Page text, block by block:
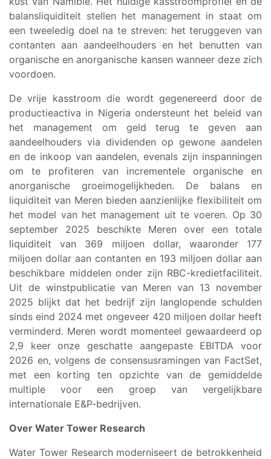
balansliquiditeit stellen het management in staat om
een tweeledig doel na te streven: het teruggeven van
contanten aan aandeelhouders en het benutten van
organische en anorganische kansen wanneer deze zich
voordoen.
De vrije kasstroom die wordt gegenereerd door de
productieactiva in Nigeria ondersteunt het beleid van
het management om geld terug te geven aan
aandeelhouders via dividenden op gewone aandelen
en de inkoop van aandelen, evenals zijn inspanningen
om te profiteren van incrementele organische en
anorganische groeimogelijkheden. De balans en
liquiditeit van Meren bieden aanzienlijke flexibiliteit om
het model van het management uit te voeren. Op 30
september 2025 beschikte Meren over een totale
liquiditeit van 369 miljoen dollar, waaronder 177
miljoen dollar aan contanten en 193 miljoen dollar aan
beschikbare middelen onder zijn RBC-kredietfaciliteit.
Uit de winstpublicatie van Meren van 13 november
2025 blijkt dat het bedrijf zijn langlopende schulden
sinds eind 2024 met ongeveer 420 miljoen dollar heeft
verminderd. Meren wordt momenteel gewaardeerd op
2,9 keer onze geschatte aangepaste EBITDA voor
2026 en, volgens de consensusramingen van FactSet,
met een korting ten opzichte van de gemiddelde
multiple voor een groep van vergelijkbare
internationale E&P-bedrijven.
Over Water Tower Research
Water Tower Research moderniseert de betrokkenheid